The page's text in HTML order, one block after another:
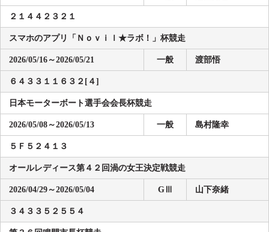
２１４４２３２１
スマホのアプリ「Ｎｏｖｉｌ★ラボ！」杯競走
2026/05/16～2026/05/21 一般 渡部悟
６４３３１１６３２[４]
日本モーターボート選手会会長杯競走
2026/05/08～2026/05/13 一般 島村隆幸
５Ｆ５２４１３
オールレディース第４２回渦の女王決定戦競走
2026/04/29～2026/05/04 GⅢ 山下奈緒
３４３３５２５５４